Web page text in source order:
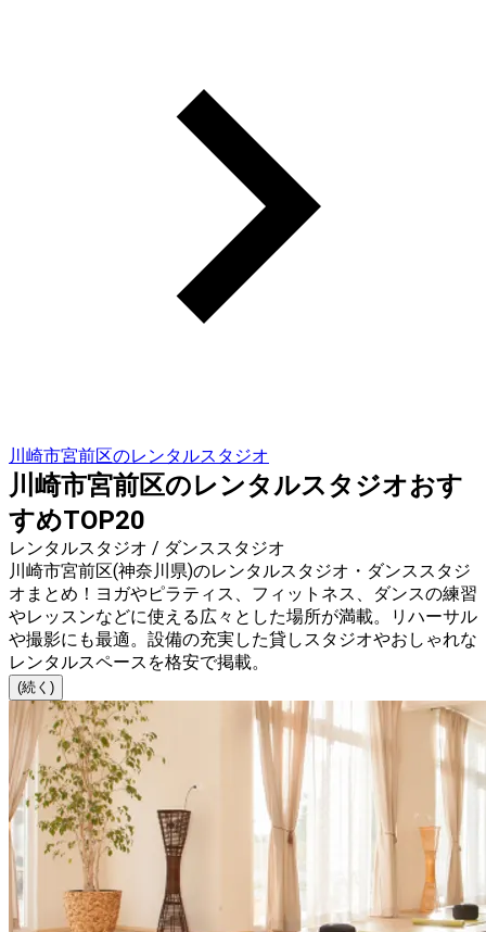
川崎市宮前区のレンタルスタジオ
川崎市宮前区のレンタルスタジオおす
すめTOP20
レンタルスタジオ / ダンススタジオ
川崎市宮前区(神奈川県)のレンタルスタジオ・ダンススタジ
オまとめ！ヨガやピラティス、フィットネス、ダンスの練習
やレッスンなどに使える広々とした場所が満載。リハーサル
や撮影にも最適。設備の充実した貸しスタジオやおしゃれな
レンタルスペースを格安で掲載。
(続く)